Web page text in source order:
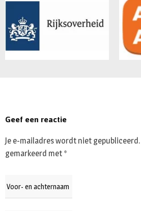
Geef een reactie
Je e-mailadres wordt niet gepubliceerd.
gemarkeerd met *